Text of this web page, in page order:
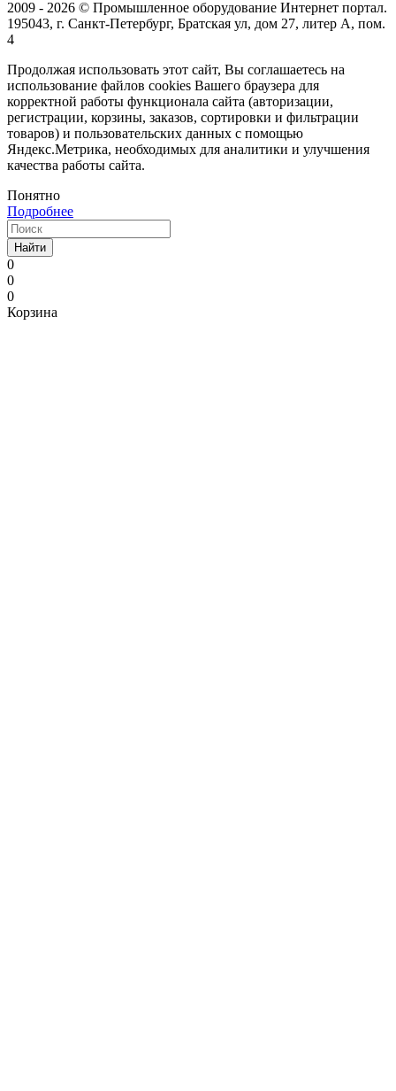
2009 - 2026 © Промышленное оборудование Интернет портал.
195043, г. Санкт-Петербург, Братская ул, дом 27, литер А, пом.
4
Продолжая использовать этот сайт, Вы соглашаетесь на
использование файлов cookies Вашего браузера для
корректной работы функционала сайта (авторизации,
регистрации, корзины, заказов, сортировки и фильтрации
товаров) и пользовательских данных с помощью
Яндекс.Метрика, необходимых для аналитики и улучшения
качества работы сайта.
Понятно
Подробнее
Найти
0
0
0
Корзина